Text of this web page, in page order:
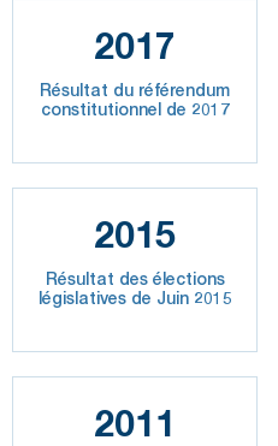
2017
Résultat du référendum
constitutionnel de 2017
2015
Résultat des élections
législatives de Juin 2015
2011